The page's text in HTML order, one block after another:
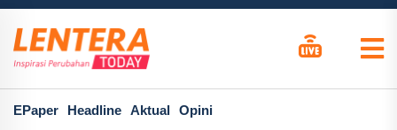
EPaper Headline Aktual Opini